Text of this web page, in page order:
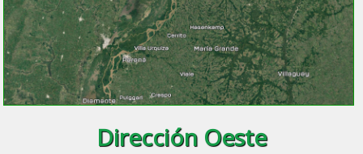
Dirección Oeste